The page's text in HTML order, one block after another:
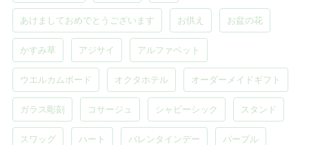
あけましておめでとうございます お供え お盆の花
かすみ草 アジサイ アルファベット
ウエルカムボード オクタホテル オーダーメイドギフト
ガラス彫刻 コサージュ シャビーシック スタンド
スワッグ ハート バレンタインデー パープル